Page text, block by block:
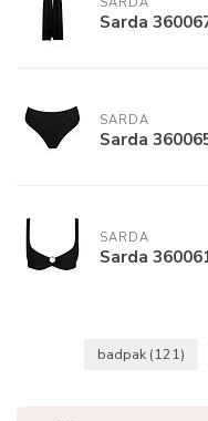
Sarda
SARDA
Sarda
SARDA
Sarda
badpak (121)